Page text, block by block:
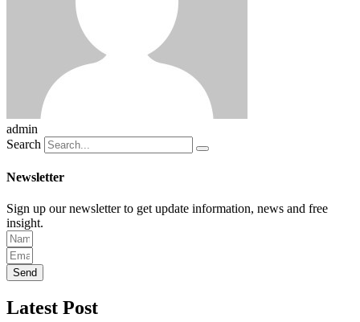
admin
Search
Newsletter
Sign up our newsletter to get update information, news and free
insight.
Send
Latest Post